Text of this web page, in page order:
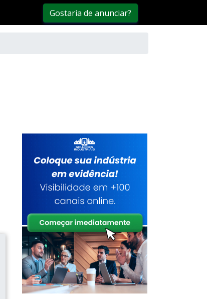
Gostaria de anunciar?